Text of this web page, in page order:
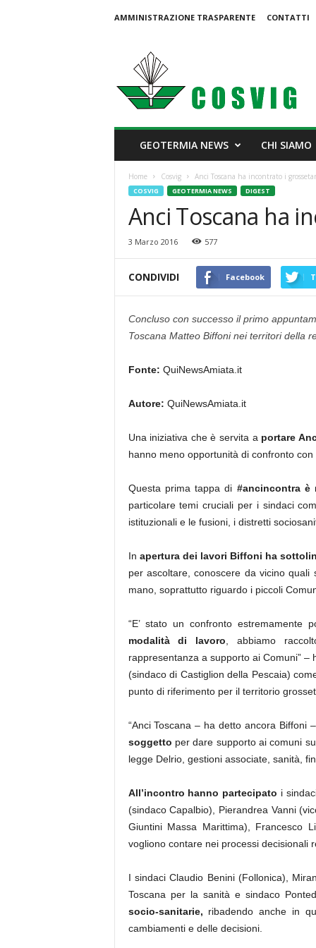
AMMINISTRAZIONE TRASPARENTE CONTATTI
GEOTERMIA NEWS CHI SIAMO
Home Cosvig Anci Toscana ha incontrato i
COSVIG GEOTERMIA NEWS DIGEST
Anci Toscana ha
3 Marzo 2016 577
CONDIVIDI Facebook
Concluso con successo il primo
Toscana Matteo Biffoni nei territori della
Fonte: QuiNewsAmiata.it
Autore: QuiNewsAmiata.it
Una iniziativa che è servita a portare
hanno meno opportunità di confronto con
Questa prima tappa di #ancincontra è
particolare temi cruciali per i sindaci
istituzionali e le fusioni, i distretti
In apertura dei lavori Biffoni ha
per ascoltare, conoscere da vicino
mano, soprattutto riguardo i piccoli
“E’ stato un confronto estremamente
modalità di lavoro , abbiamo
rappresentanza a supporto ai Comuni”
(sindaco di Castiglion della Pescaia)
punto di riferimento per il territorio
“Anci Toscana – ha detto ancora Biffoni
soggetto per dare supporto ai comuni
legge Delrio, gestioni associate, sanità,
All’incontro hanno partecipato i
(sindaco Capalbio), Pierandrea Vanni
Giuntini Massa Marittima), Francesco
vogliono contare nei processi decisionali
I sindaci Claudio Benini (Follonica),
Toscana per la sanità e sindaco
socio-sanitarie, ribadendo anche in
cambiamenti e delle decisioni.